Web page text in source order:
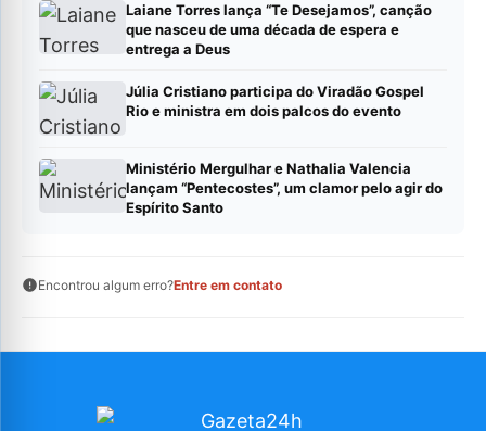
Laiane Torres lança “Te Desejamos”, canção
que nasceu de uma década de espera e
entrega a Deus
Júlia Cristiano participa do Viradão Gospel
Rio e ministra em dois palcos do evento
Ministério Mergulhar e Nathalia Valencia
lançam “Pentecostes”, um clamor pelo agir do
Espírito Santo
Encontrou algum erro?Entre em contato